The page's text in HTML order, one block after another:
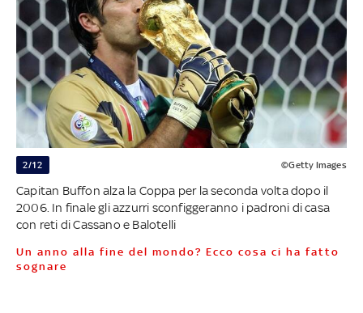
2/12 ©Getty Images
Capitan Buffon alza la Coppa per la seconda volta dopo il
2006. In finale gli azzurri sconfiggeranno i padroni di casa
con reti di Cassano e Balotelli
Un anno alla fine del mondo? Ecco cosa ci ha fatto
sognare